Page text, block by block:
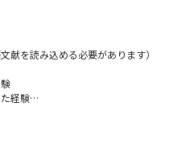
と情熱を持ち、その未来の実現に必要
し続ける。
新しく広く深いサステナビリティ領域
疑いを持ち、ファクトに従って柔軟に
を続け、中長期的な技術投資にも積極
トを推進する上で、建築・土木関連プ
だける、
ラウンドを持った方の採用・募集を積
。
カー、エンジニア会社等と協力して上
たり、事業およびプロジェクトを統括
に従事していただく人材を募集いたし
ご経験、ご希望等に応じて、適切なポ
ただきます。
献を読み込める必要があります）
経験